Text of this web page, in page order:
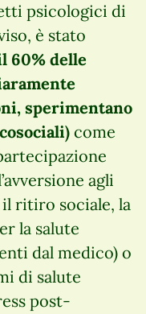
psicologici di
è stato
60% delle
sperimentano
come
agli
il ritiro sociale, la
la salute
dal medico) o
di salute
post-